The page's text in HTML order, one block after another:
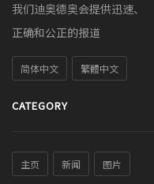
我们迪奥德奥会提供迅速、
正确和公正的报道
简体中文 繁體中文
CATEGORY
主页 新闻 图片